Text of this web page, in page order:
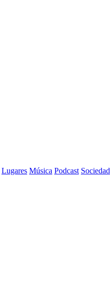
Lugares Música Podcast Sociedad